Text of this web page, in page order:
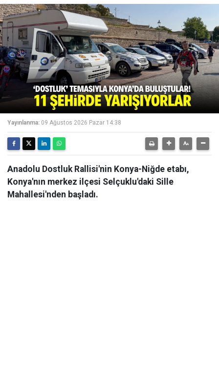
Yayınlanma: 09 Ağustos 2026 Pazar 14:38
Anadolu Dostluk Rallisi'nin Konya-Niğde etabı,
Konya'nın merkez ilçesi Selçuklu'daki Sille
Mahallesi'nden başladı.